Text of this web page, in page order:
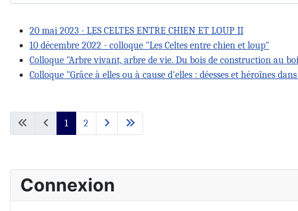
20 mai 2023 - LES CELTES ENTRE CHIEN ET LOUP II
10 décembre 2022 - colloque "Les Celtes entre chien et loup"
Colloque "Arbre vivant, arbre de vie. Du bois de construction au
Colloque "Grâce à elles ou à cause d'elles : déesses et héroïnes
1 2
Connexion